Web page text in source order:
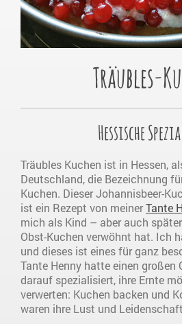
Träubles-
Hessische
Träubles Kuchen ist in Hessen,
Deutschland, die Bezeichnung
Kuchen. Dieser Johannisbeer-
ist ein Rezept von meinerTante
mich als Kind – aber auch
Obst-Kuchen verwöhnt hat. Ich
und dieses ist eines für ganz
Tante Henny hatte einen großen
darauf spezialisiert, ihre Ernte
verwerten: Kuchen backen und
waren ihre Lust und